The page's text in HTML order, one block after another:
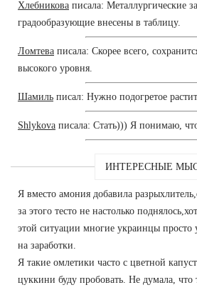
Хлебникова писала: Металлургические
градообразующие внесены в таблицу.
Ломтева писала: Скорее всего,
высокого уровня.
Шамиль писал: Нужно подогретое
Shlykova писала: Стать))) Я понимаю,
ИНТЕРЕСНЫЕ
Я вместо амония добавила
за этого тесто не настолько
этой ситуации многие украинцы просто
на заработки.
Я такие омлетики часто с цветной
цуккини буду пробовать. Не думала, что